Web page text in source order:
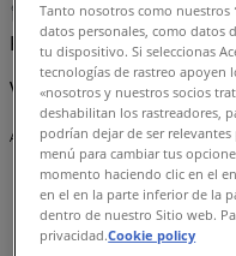
Kategori:Restauranter
Vi offentliggør snart
Annoncering
Tanto nosotros como nuestros
datos personales, como datos
tu dispositivo. Si seleccionas
tecnologías de rastreo apoyen
«nosotros y nuestros socios
deshabilitan los rastreadores,
podrían dejar de ser
menú para cambiar tus
momento haciendo clic en el
en el en la parte inferior de la
dentro de nuestro Sitio web.
privacidad.Cookie policy